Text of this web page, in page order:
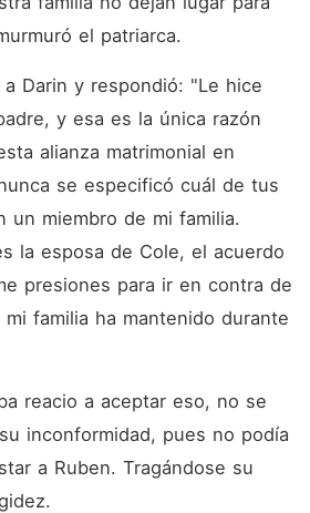
el patriarca.
Darin y respondió: "Le hice
y esa es la única razón
alianza matrimonial en
se especificó cuál de tus
un miembro de mi familia.
la esposa de Cole, el acuerdo
presiones para ir en contra de
familia ha mantenido durante
reacio a aceptar eso, no se
inconformidad, pues no podía
a Ruben. Tragándose su